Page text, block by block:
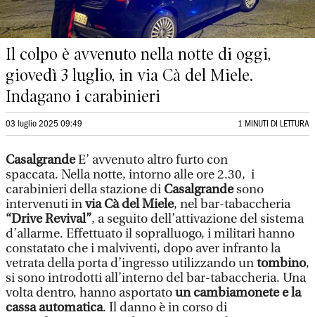
Il colpo è avvenuto nella notte di oggi,
giovedì 3 luglio, in via Cà del Miele.
Indagano i carabinieri
03 luglio 2025 09:49 1 MINUTI DI LETTURA
CasalgrandeE’ avvenuto altro furto con
spaccata. Nella notte, intorno alle ore 2.30, i
carabinieri della stazione di Casalgrandesono
intervenuti invia Cà del Miele, nel bar-tabaccheria
“Drive Revival”, a seguito dell’attivazione del sistema
d’allarme. Effettuato il sopralluogo, i militari hanno
constatato che i malviventi, dopo aver infranto la
vetrata della porta d’ingresso utilizzando untombino,
si sono introdotti all’interno del bar-tabaccheria. Una
volta dentro, hanno asportatoun cambiamonete e la
cassa automatica. Il danno è in corso di